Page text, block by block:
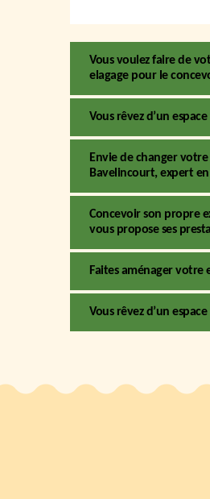
Vous voulez faire de
elagage pour le
Vous rêvez d’un
Envie de changer
Bavelincourt, expert
Concevoir son propre
vous propose ses
Faites aménager
Vous rêvez d’un